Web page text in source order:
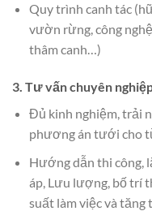
Quy trình canh tác
vườn rừng, công nghệ
thâm canh…)
3. Tư vấn chuyên
Đủ kinh nghiệm, trải
phương án tưới cho
Hướng dẫn thi công,
áp, Lưu lượng, bố trí
suất làm việc và tăng